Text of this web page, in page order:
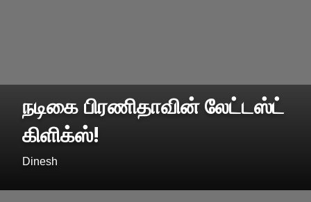
நடிகை பிரணிதாவின் லேட்டஸ்ட்
கிளிக்ஸ்!
Dinesh